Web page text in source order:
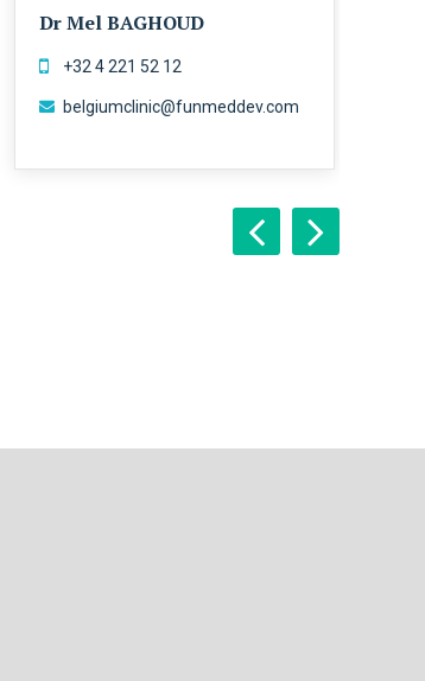
Dr Mel BAGHOUD
+32 4 221 52 12
belgiumclinic@funmeddev.com